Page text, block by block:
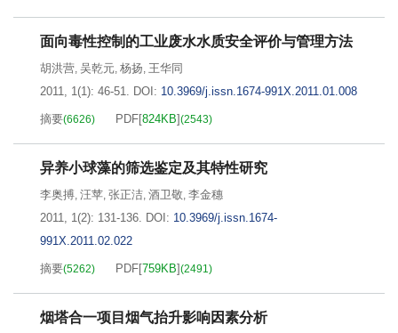
面向毒性控制的工业废水水质安全评价与管理方法
胡洪营, 吴乾元, 杨扬, 王华同
2011, 1(1): 46-51. DOI: 10.3969/j.issn.1674-991X.2011.01.008
摘要(6626) PDF[824KB](2543)
异养小球藻的筛选鉴定及其特性研究
李奥搏, 汪苹, 张正洁, 酒卫敬, 李金穗
2011, 1(2): 131-136. DOI: 10.3969/j.issn.1674-
991X.2011.02.022
摘要(5262) PDF[759KB](2491)
烟塔合一项目烟气抬升影响因素分析